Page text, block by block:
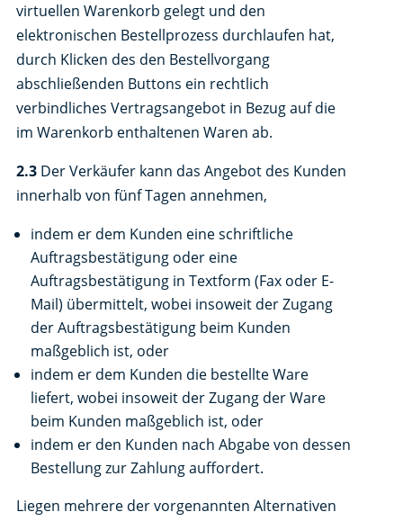
virtuellen Warenkorb gelegt und den
elektronischen Bestellprozess durchlaufen hat,
durch Klicken des den Bestellvorgang
abschließenden Buttons ein rechtlich
verbindliches Vertragsangebot in Bezug auf die
im Warenkorb enthaltenen Waren ab.
2.3Der Verkäufer kann das Angebot des Kunden
innerhalb von fünf Tagen annehmen,
indem er dem Kunden eine schriftliche
Auftragsbestätigung oder eine
Auftragsbestätigung in Textform (Fax oder E-
Mail) übermittelt, wobei insoweit der Zugang
der Auftragsbestätigung beim Kunden
maßgeblich ist, oder
indem er dem Kunden die bestellte Ware
liefert, wobei insoweit der Zugang der Ware
beim Kunden maßgeblich ist, oder
indem er den Kunden nach Abgabe von dessen
Bestellung zur Zahlung auffordert.
Liegen mehrere der vorgenannten Alternativen